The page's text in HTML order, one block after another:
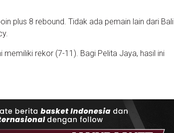
plus 8 rebound. Tidak ada pemain lain dari Bali
memiliki rekor (7-11). Bagi Pelita Jaya, hasil ini